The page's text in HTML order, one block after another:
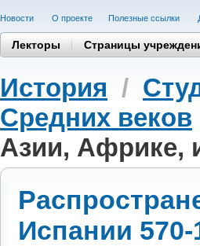
Новости О проекте Полезные cсылки
Лекторы Страницы
История /
Средних веков
Азии, Африке,
Испании 570-